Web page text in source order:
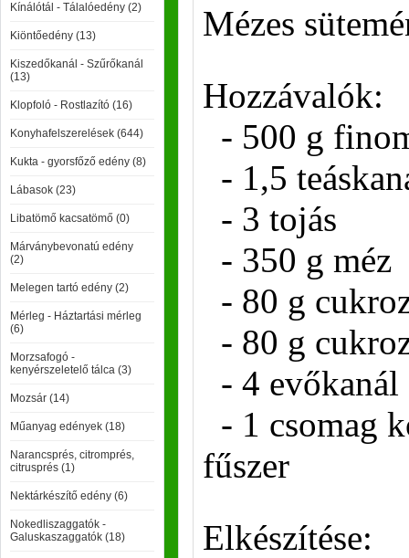
Kínálótál - Tálalóedény (2)
Kiöntőedény (13)
Kiszedőkanál - Szűrőkanál
(13)
Klopfoló - Rostlazító (16)
Konyhafelszerelések (644)
Kukta - gyorsfőző edény (8)
Lábasok (23)
Libatömő kacsatömő (0)
Márványbevonatú edény
(2)
Melegen tartó edény (2)
Mérleg - Háztartási mérleg
(6)
Morzsafogó -
kenyérszeletelő tálca (3)
Mozsár (14)
Műanyag edények (18)
Narancsprés, citromprés,
citrusprés (1)
Nektárkészítő edény (6)
Nokedliszaggatók -
Galuskaszaggatók (18)
Mézes
Hozzávalók:
- 500 g
- 1,5
- 3 tojás
- 350 g méz
- 80 g
- 80 g
- 4
- 1 csomag
fűszer
Elkészítése: